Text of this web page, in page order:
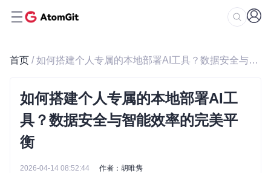
首页 / 如何搭建个人专属的本地部署AI工具？数据安全与智能效率的完美平衡
如何搭建个人专属的本地部署AI工
具？数据安全与智能效率的完美平
衡
2026-04-14 08:52:44 作者：胡唯隽